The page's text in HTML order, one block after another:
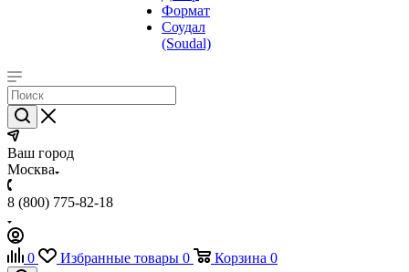
Формат
Соудал
(Soudal)
Ваш город
Москва
8 (800) 775-82-18
0 Избранные товары 0 Корзина 0